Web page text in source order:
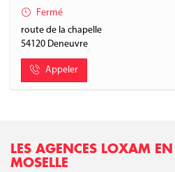
Fermé
route de la chapelle
54120 Deneuvre
Appeler
LES AGENCES LOXAM
MOSELLE